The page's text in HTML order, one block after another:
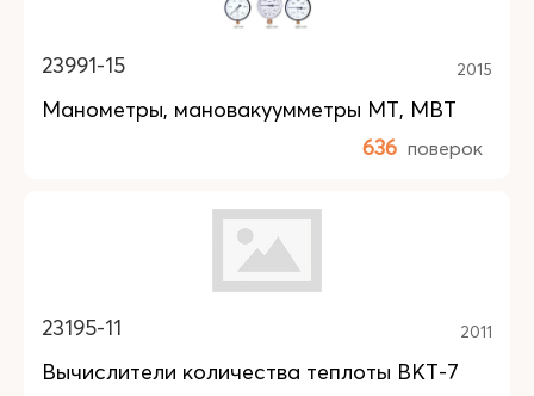
23991-15 2015
Манометры, мановакуумметры МТ, МВТ
636 поверок
23195-11 2011
Вычислители количества теплоты ВКТ-7